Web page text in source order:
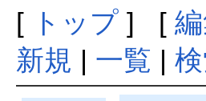
[ トップ] [
新規 | 一覧 |